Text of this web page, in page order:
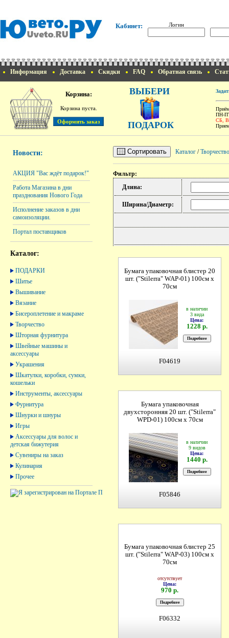
Кабинет: Логин
Информация Доставка Скидки FAQ Обратная связь
Корзина:
Корзина пуста.
ВЫБЕРИ
ПОДАРОК
ПН-
СБ,
Новости:
АКЦИЯ "Вас ждёт подарок!"
Работа Магазина в дни
празднования Нового Года
Исполнение заказов в дни
самоизоляции.
Портал поставщиков
Каталог:
ПОДАРКИ
Шитье
Вышивание
Вязание
Бисероплетение и макраме
Творчество
Шторная фурнитура
Швейные машины и
аксессуары
Украшения
Шкатулки, коробки, сумки,
кошельки
Инструменты, аксессуары
Фурнитура
Шнурки и шнуры
Игры
Аксессуары для волос и
детская бижутерия
Сувениры на заказ
Кулинария
Прочее
Сортировать Каталог /Творчество
Фильтр:
Длина:
Ширина/Диаметр:
Бумага упаковочная блистер 20
шт. ("Stilerrа" WAP-01) 100см х
70см
в наличии
3 вида
Цена:
1228 р.
F04619
Бумага упаковочная
двухсторонняя 20 шт. ("Stilerrа"
WPD-01) 100см х 70см
в наличии
9 видов
Цена:
1440 р.
F05846
Бумага упаковочная блистер 25
шт. ("Stilerrа" WAP-03) 100см х
70см
отсутствует
Цена:
970 р.
F06332